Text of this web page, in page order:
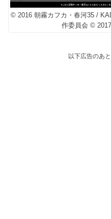
© 2016 朝霧カフカ・春河35 /
作委員会 ©
以下広告のあ